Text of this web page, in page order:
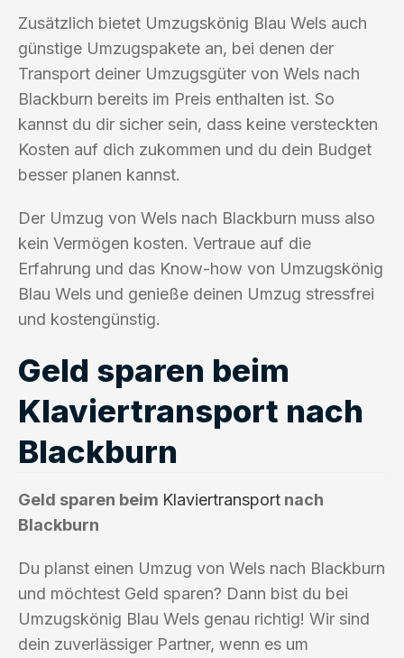
Zusätzlich bietet Umzugskönig Blau Wels auch
günstige Umzugspakete an, bei denen der
Transport deiner Umzugsgüter von Wels nach
Blackburn bereits im Preis enthalten ist. So
kannst du dir sicher sein, dass keine versteckten
Kosten auf dich zukommen und du dein Budget
besser planen kannst.
Der Umzug von Wels nach Blackburn muss also
kein Vermögen kosten. Vertraue auf die
Erfahrung und das Know-how von Umzugskönig
Blau Wels und genieße deinen Umzug stressfrei
und kostengünstig.
Geld sparen beim
Klaviertransport nach
Blackburn
Geld sparen beim Klaviertransport nach
Blackburn
Du planst einen Umzug von Wels nach Blackburn
und möchtest Geld sparen? Dann bist du bei
Umzugskönig Blau Wels genau richtig! Wir sind
dein zuverlässiger Partner, wenn es um